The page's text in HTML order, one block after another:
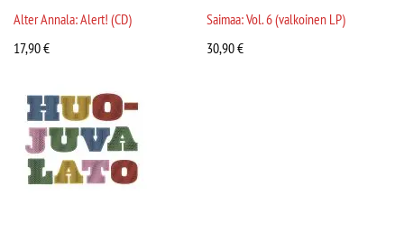
Alter Annala: Alert! (CD)
17,90€
Saimaa: Vol. 6 (valkoinen LP)
30,90€